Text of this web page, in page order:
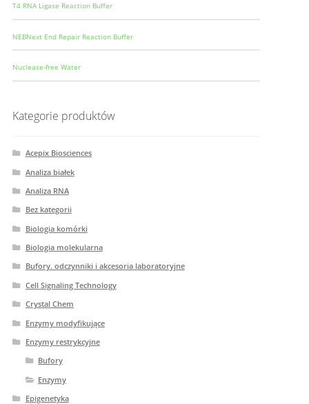
T4 RNA Ligase Reaction Buffer
NEBNext End Repair Reaction Buffer
Nuclease-free Water
Kategorie produktów
Acepix Biosciences
Analiza białek
Analiza RNA
Bez kategorii
Biologia komórki
Biologia molekularna
Bufory. odczynniki i akcesoria laboratoryjne
Cell Signaling Technology
Crystal Chem
Enzymy modyfikujące
Enzymy restrykcyjne
Bufory
Enzymy
Epigenetyka